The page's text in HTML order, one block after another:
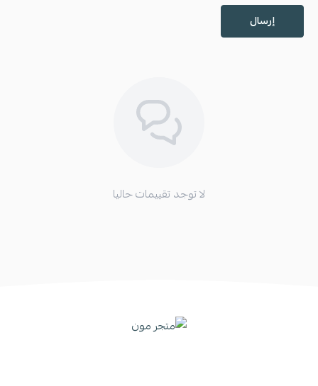
إرسال
لا توجد تقييمات حاليا